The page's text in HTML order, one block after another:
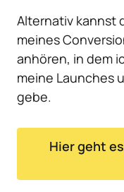
Alternativ kannst
meines
anhören, in dem
meine Launches
gebe.
Hier geht